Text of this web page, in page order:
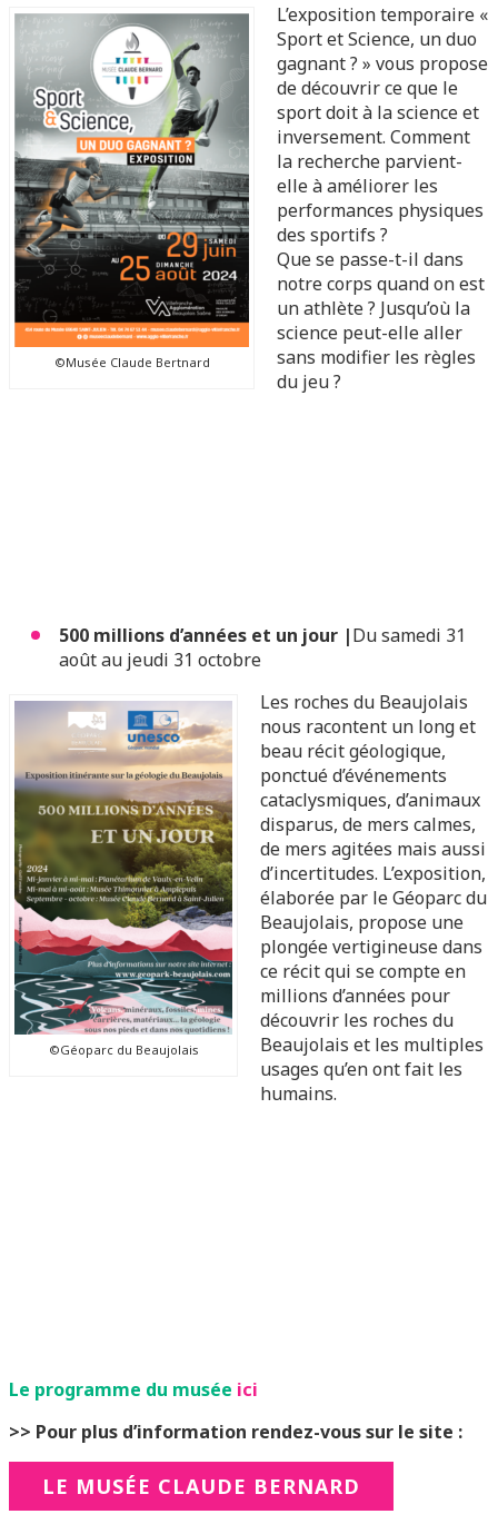
©Musée Claude Bertnard
L’exposition temporaire «
Sport et Science, un duo
gagnant ? » vous propose
de découvrir ce que le
sport doit à la science et
inversement. Comment
la recherche parvient-
elle à améliorer les
performances physiques
des sportifs ?
Que se passe-t-il dans
notre corps quand on est
un athlète ? Jusqu’où la
science peut-elle aller
sans modifier les règles
du jeu ?
500 millions d’années et un jour |Du samedi 31
août au jeudi 31 octobre
©Géoparc du Beaujolais
Les roches du Beaujolais
nous racontent un long et
beau récit géologique,
ponctué d’événements
cataclysmiques, d’animaux
disparus, de mers calmes,
de mers agitées mais aussi
d’incertitudes. L’exposition,
élaborée par le Géoparc du
Beaujolais, propose une
plongée vertigineuse dans
ce récit qui se compte en
millions d’années pour
découvrir les roches du
Beaujolais et les multiples
usages qu’en ont fait les
humains.
Le programme du musée ici
>> Pour plus d’information rendez-vous sur le site :
LE MUSÉE CLAUDE BERNARD